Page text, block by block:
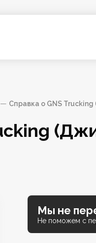
— Справка о GNS
Мы не
Не поможем с